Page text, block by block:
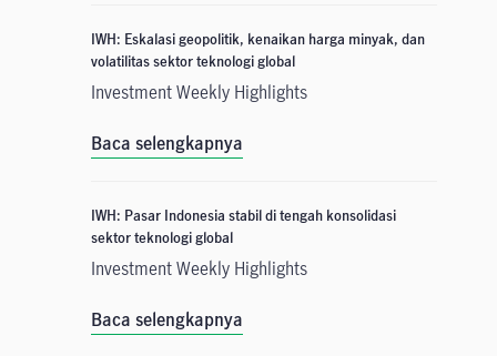
IWH: Eskalasi geopolitik, kenaikan harga minyak, dan
volatilitas sektor teknologi global
Investment Weekly Highlights
Baca selengkapnya
IWH: Pasar Indonesia stabil di tengah konsolidasi
sektor teknologi global
Investment Weekly Highlights
Baca selengkapnya